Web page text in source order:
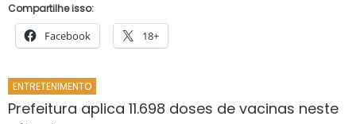
Compartilhe isso:
Facebook 18+
ENTRETENIMENTO
Prefeitura aplica 11.698 doses de vacinas neste